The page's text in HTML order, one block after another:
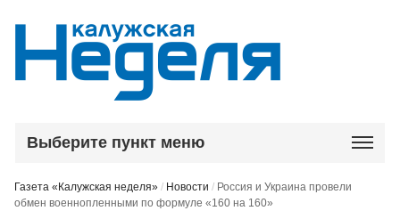
Выберите пункт меню
Газета «Калужская неделя» / Новости / Россия и Украина провели
обмен военнопленными по формуле «160 на 160»